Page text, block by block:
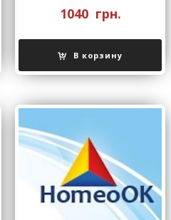
1040 грн.
В корзину